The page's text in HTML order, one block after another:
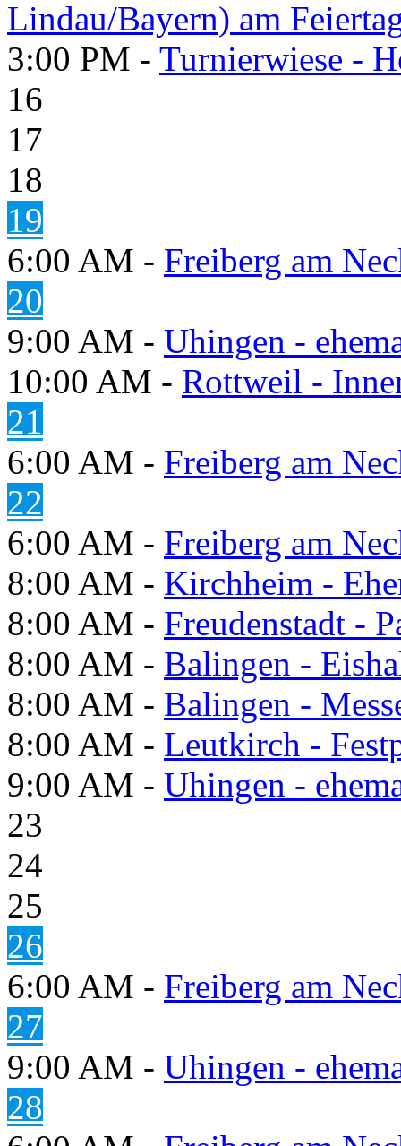
Lindau/Bayern) am
3:00 PM - Turnierwiese -
16
17
18
19
6:00 AM - Freiberg am
20
9:00 AM - Uhingen -
10:00 AM - Rottweil -
21
6:00 AM - Freiberg am
22
6:00 AM - Freiberg am
8:00 AM - Kirchheim -
8:00 AM - Freudenstadt -
8:00 AM - Balingen -
8:00 AM - Balingen -
8:00 AM - Leutkirch -
9:00 AM - Uhingen -
23
24
25
26
6:00 AM - Freiberg am
27
9:00 AM - Uhingen -
28